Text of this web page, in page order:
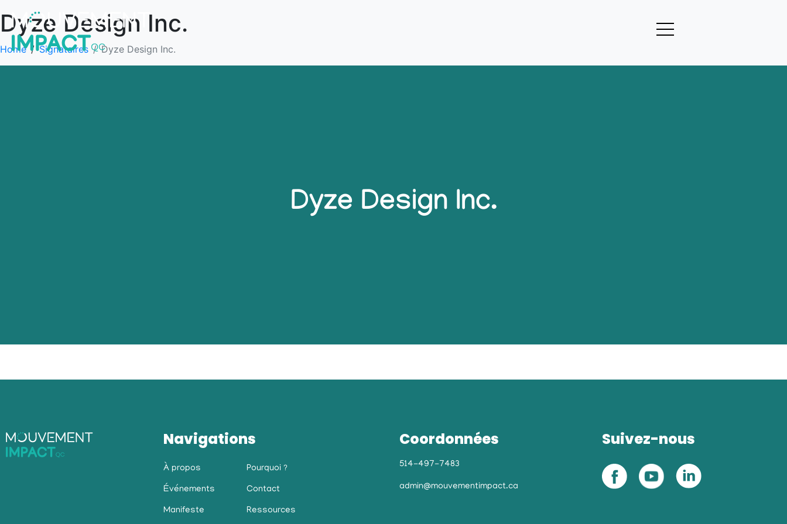
Dyze Design Inc.
Home Signataires Dyze Design Inc.
Dyze Design Inc.
Navigations
À propos
Événements
Manifeste
Pourquoi ?
Contact
Ressources
Coordonnées
514-497-7483
admin@mouvementimpact.ca
Suivez-nous